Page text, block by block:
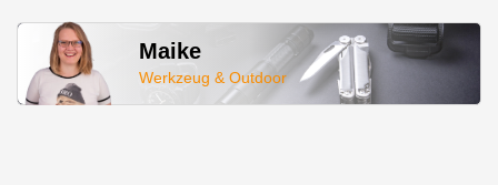
Maike
Werkzeug & Outdoor